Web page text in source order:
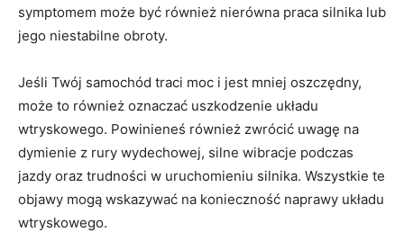
symptomem może być⁤ również nierówna praca silnika lub
jego niestabilne obroty.
Jeśli ‌Twój samochód traci moc i jest mniej oszczędny,​
może to również oznaczać ⁢uszkodzenie ⁣układu ​
wtryskowego. Powinieneś⁢ również⁤ zwrócić ⁤uwagę na
dymienie z rury‍ wydechowej, silne wibracje podczas
jazdy oraz trudności ​w uruchomieniu silnika. Wszystkie te
objawy mogą wskazywać⁤ na⁤ konieczność naprawy układu
wtryskowego.